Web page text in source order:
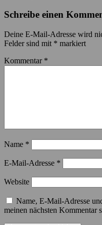
Schreibe einen
Deine E-Mail-Adresse wird
Felder sind mit * markiert
Kommentar *
Name *
E-Mail-Adresse *
Website
Name, E-Mail-Adresse
meinen nächsten Kommentar